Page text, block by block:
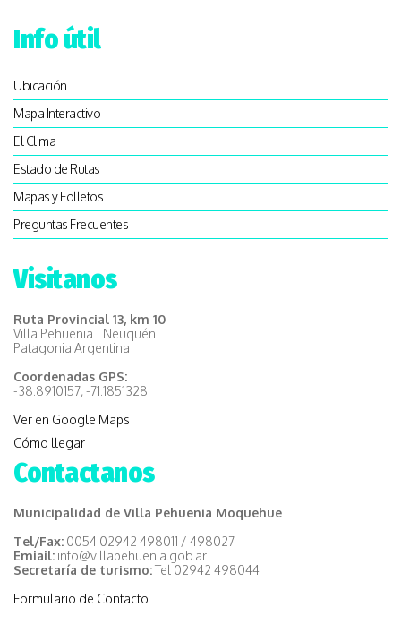
Info útil
Ubicación
Mapa Interactivo
El Clima
Estado de Rutas
Mapas y Folletos
Preguntas Frecuentes
Visitanos
Ruta Provincial 13, km 10
Villa Pehuenia | Neuquén
Patagonia Argentina
Coordenadas GPS:
-38.8910157, -71.1851328
Ver en Google Maps
Cómo llegar
Contactanos
Municipalidad de Villa Pehuenia Moquehue
Tel/Fax: 0054 02942 498011 / 498027
Emiail: info@villapehuenia.gob.ar
Secretaría de turismo:Tel 02942 498044
Formulario de Contacto